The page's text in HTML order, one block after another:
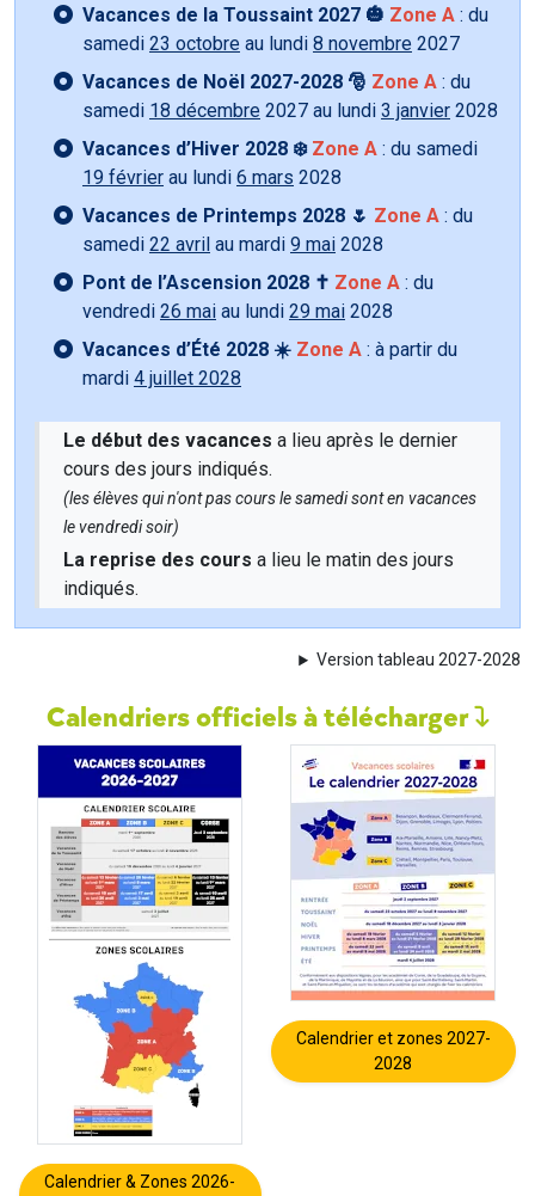
Vacances de la Toussaint 2027 🎃 Zone A : du
samedi 23 octobre au lundi 8 novembre 2027
Vacances de Noël 2027-2028 🎅 Zone A : du
samedi 18 décembre 2027 au lundi 3 janvier 2028
Vacances d’Hiver 2028 ❄️ Zone A : du samedi
19 février au lundi 6 mars 2028
Vacances de Printemps 2028 🌷 Zone A : du
samedi 22 avril au mardi 9 mai 2028
Pont de l’Ascension 2028 ✝️ Zone A : du
vendredi 26 mai au lundi 29 mai 2028
Vacances d’Été 2028 ☀️ Zone A : à partir du
mardi 4 juillet 2028
Le début des vacances a lieu après le dernier
cours des jours indiqués.
(les élèves qui n'ont pas cours le samedi sont en vacances
le vendredi soir)
La reprise des cours a lieu le matin des jours
indiqués.
Version tableau 2027-2028
Calendriers officiels à télécharger
Calendrier & Zones 2026-
Calendrier et zones 2027-
2028